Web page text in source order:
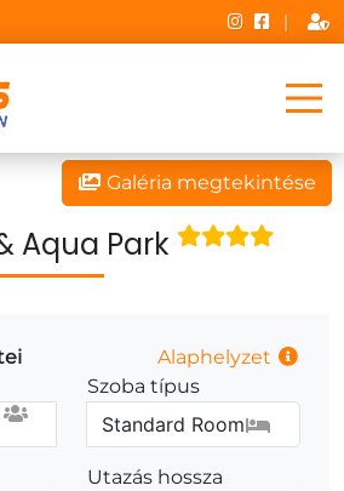
|
Galéria megtekintése
Aqua Park
Alaphelyzet
Szoba típus
Utazás hossza